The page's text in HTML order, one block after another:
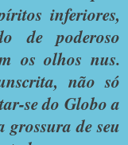
inferiores,
de poderoso
os olhos nus.
não só
se do Globo a
grossura de seu